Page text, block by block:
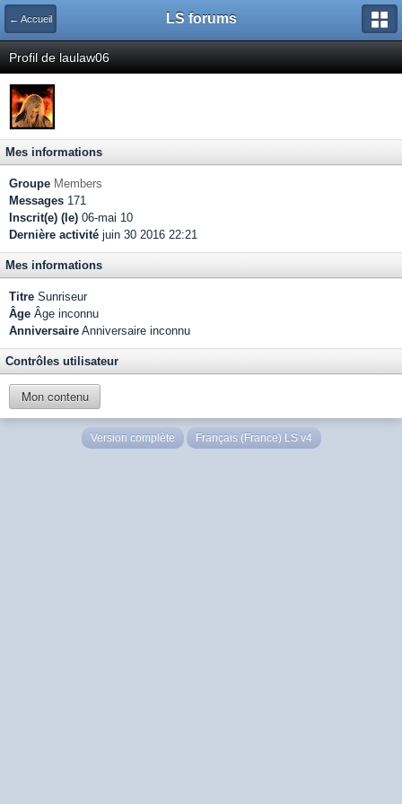
← Accueil LS forums
Profil de laulaw06
Mes informations
Groupe Members
Messages 171
Inscrit(e) (le) 06-mai 10
Dernière activité juin 30 2016 22:21
Mes informations
Titre Sunriseur
Âge Âge inconnu
Anniversaire Anniversaire inconnu
Contrôles utilisateur
Mon contenu
Version complète Français (France) LS v4